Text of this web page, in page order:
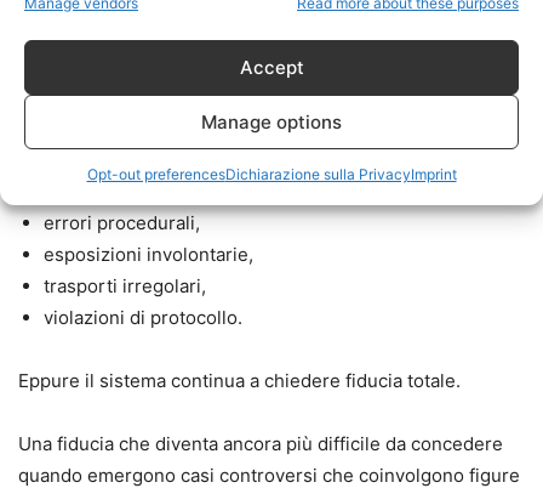
Accept
Manage options
Opt-out preferencesDichiarazione sulla PrivacyImprint
Nel corso dei decenni si sono verificati:
perdite accidentali,
errori procedurali,
esposizioni involontarie,
trasporti irregolari,
violazioni di protocollo.
Eppure il sistema continua a chiedere fiducia totale.
Una fiducia che diventa ancora più difficile da concedere
quando emergono casi controversi che coinvolgono figure